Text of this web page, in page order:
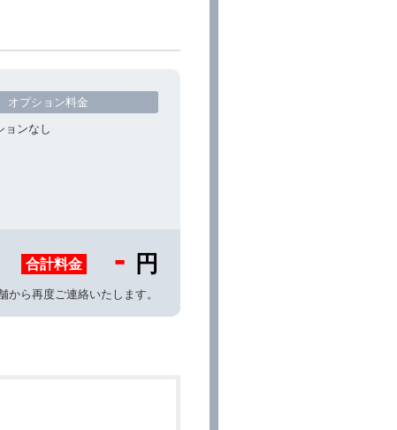
オプション料金
ョンなし
合計料金 - 円
ら再度ご連絡いたします。